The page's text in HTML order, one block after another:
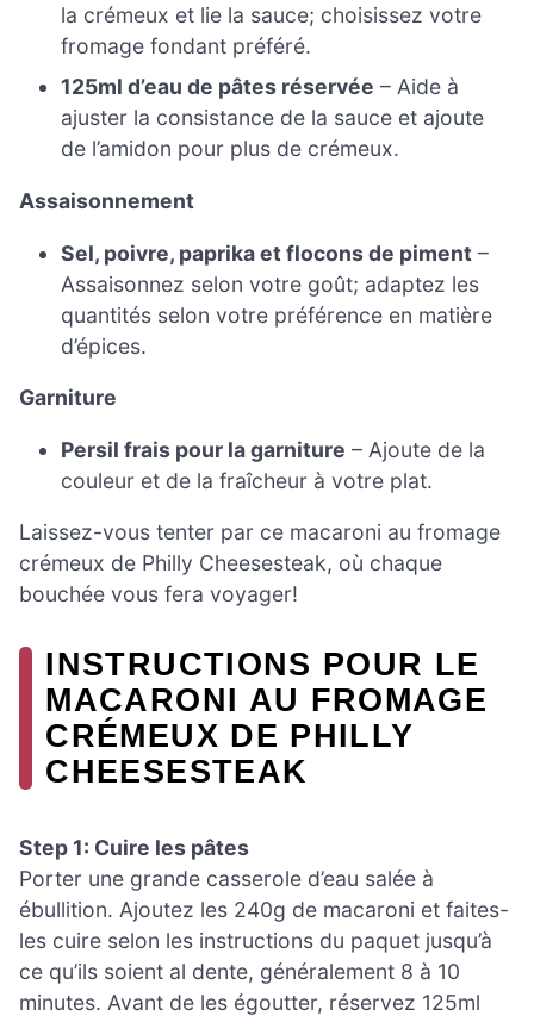
la crémeux et lie la sauce; choisissez votre
fromage fondant préféré.
125ml d’eau de pâtes réservée – Aide à
ajuster la consistance de la sauce et ajoute
de l’amidon pour plus de crémeux.
Assaisonnement
Sel, poivre, paprika et flocons de piment –
Assaisonnez selon votre goût; adaptez les
quantités selon votre préférence en matière
d’épices.
Garniture
Persil frais pour la garniture – Ajoute de la
couleur et de la fraîcheur à votre plat.
Laissez-vous tenter par ce macaroni au fromage
crémeux de Philly Cheesesteak, où chaque
bouchée vous fera voyager!
INSTRUCTIONS POUR LE
MACARONI AU FROMAGE
CRÉMEUX DE PHILLY
CHEESESTEAK
Step 1: Cuire les pâtes
Porter une grande casserole d’eau salée à
ébullition. Ajoutez les 240g de macaroni et faites-
les cuire selon les instructions du paquet jusqu’à
ce qu’ils soient al dente, généralement 8 à 10
minutes. Avant de les égoutter, réservez 125ml